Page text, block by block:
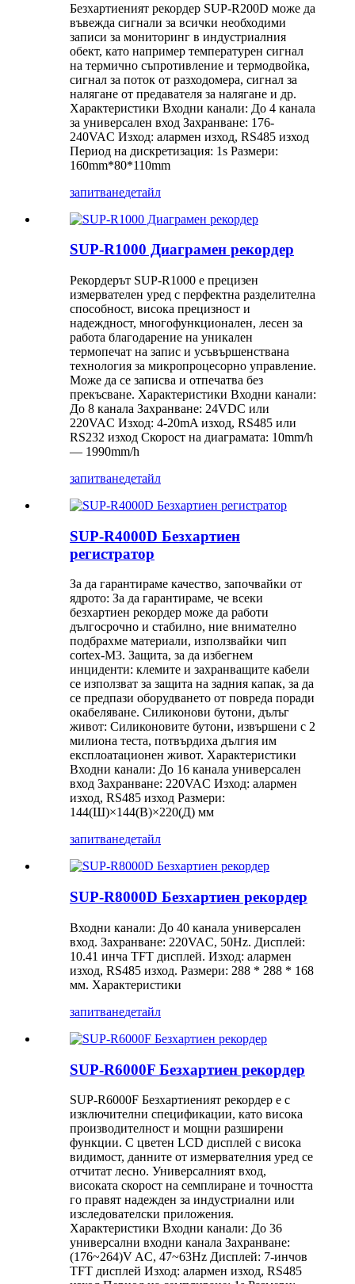
Безхартиеният рекордер SUP-R200D може да
въвежда сигнали за всички необходими
записи за мониторинг в индустриалния
обект, като например температурен сигнал
на термично съпротивление и термодвойка,
сигнал за поток от разходомера, сигнал за
налягане от предавателя за налягане и др.
Характеристики Входни канали: До 4 канала
за универсален вход Захранване: 176-
240VAC Изход: алармен изход, RS485 изход
Период на дискретизация: 1s Размери:
160mm*80*110mm
запитванедетайл
SUP-R1000 Диаграмен рекордер
Рекордерът SUP-R1000 е прецизен
измервателен уред с перфектна разделителна
способност, висока прецизност и
надеждност, многофункционален, лесен за
работа благодарение на уникален
термопечат на запис и усъвършенствана
технология за микропроцесорно управление.
Може да се записва и отпечатва без
прекъсване. Характеристики Входни канали:
До 8 канала Захранване: 24VDC или
220VAC Изход: 4-20mA изход, RS485 или
RS232 изход Скорост на диаграмата: 10mm/h
— 1990mm/h
запитванедетайл
SUP-R4000D Безхартиен
регистратор
За да гарантираме качество, започвайки от
ядрото: За да гарантираме, че всеки
безхартиен рекордер може да работи
дългосрочно и стабилно, ние внимателно
подбрахме материали, използвайки чип
cortex-M3. Защита, за да избегнем
инциденти: клемите и захранващите кабели
се използват за защита на задния капак, за да
се предпази оборудването от повреда поради
окабеляване. Силиконови бутони, дълъг
живот: Силиконовите бутони, извършени с 2
милиона теста, потвърдиха дългия им
експлоатационен живот. Характеристики
Входни канали: До 16 канала универсален
вход Захранване: 220VAC Изход: алармен
изход, RS485 изход Размери:
144(Ш)×144(В)×220(Д) мм
запитванедетайл
SUP-R8000D Безхартиен рекордер
Входни канали: До 40 канала универсален
вход. Захранване: 220VAC, 50Hz. Дисплей:
10.41 инча TFT дисплей. Изход: алармен
изход, RS485 изход. Размери: 288 * 288 * 168
мм. Характеристики
запитванедетайл
SUP-R6000F Безхартиен рекордер
SUP-R6000F Безхартиеният рекордер е с
изключителни спецификации, като висока
производителност и мощни разширени
функции. С цветен LCD дисплей с висока
видимост, данните от измервателния уред се
отчитат лесно. Универсалният вход,
високата скорост на семплиране и точността
го правят надежден за индустриални или
изследователски приложения.
Характеристики Входни канали: До 36
универсални входни канала Захранване:
(176~264)V AC, 47~63Hz Дисплей: 7-инчов
TFT дисплей Изход: алармен изход, RS485